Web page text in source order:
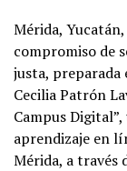
Mérida,
compromiso de
justa,
Cecilia Patrón
Campus
aprendizaje en
Mérida, a través